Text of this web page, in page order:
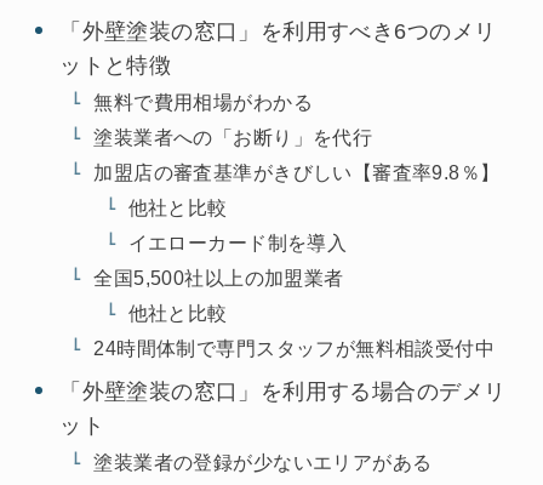
「外壁塗装の窓口」を利用すべき6つのメリ
ットと特徴
無料で費用相場がわかる
塗装業者への「お断り」を代行
加盟店の審査基準がきびしい【審査率9.8％】
他社と比較
イエローカード制を導入
全国5,500社以上の加盟業者
他社と比較
24時間体制で専門スタッフが無料相談受付中
「外壁塗装の窓口」を利用する場合のデメリ
ット
塗装業者の登録が少ないエリアがある